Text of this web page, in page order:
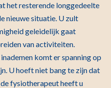
het resterende longgedeelte
nieuwe situatie. U zult
geleidelijk gaat
van activiteiten.
komt er spanning op
U hoeft niet bang te zijn dat
fysiotherapeut heeft u